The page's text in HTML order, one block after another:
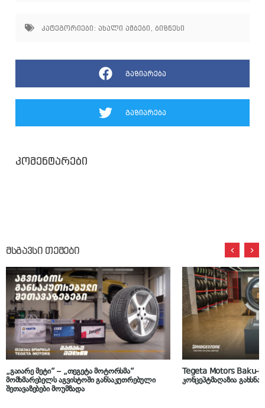
კატეგორიები: ახალი ამბები ბიზნესი
გაზიარება
გაზიარება
კომენტარები
მსგავსი თემები
„გაიარე მეტი“ – „თეგეტა მოტორსმა“
მომხმარებელს აგვისტოში განსაკუთრებული
შეთავაზებები მოუმზადა
Tegeta Motors Baku-მ
კონცეპტმაღაზია გახსნა